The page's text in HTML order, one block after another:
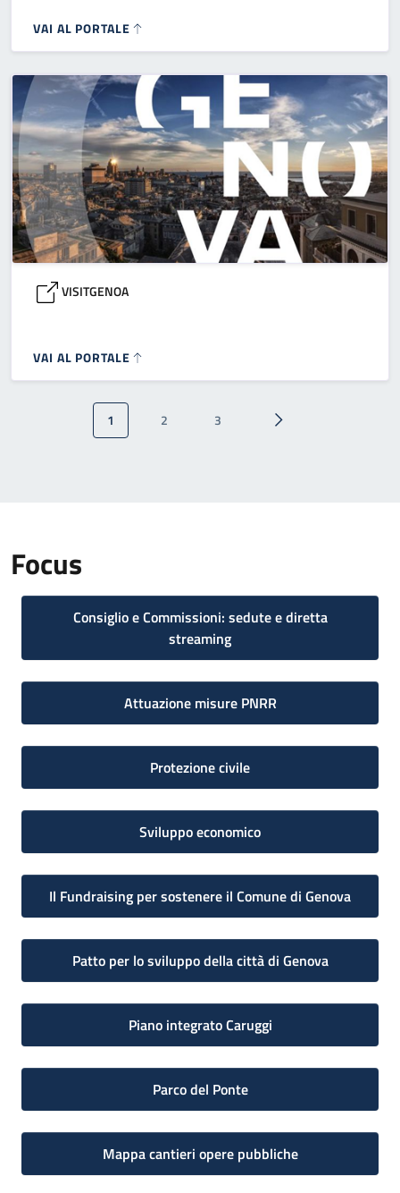
VAI AL PORTALE
VISITGENOA
VAI AL PORTALE
Paginazione
Pagina attuale
1 Pagina
2 Pagina
3 Pagina successiva
Focus
Consiglio e Commissioni: sedute e diretta
streaming
Attuazione misure PNRR
Protezione civile
Sviluppo economico
Il Fundraising per sostenere il Comune di Genova
Patto per lo sviluppo della città di Genova
Piano integrato Caruggi
Parco del Ponte
Mappa cantieri opere pubbliche